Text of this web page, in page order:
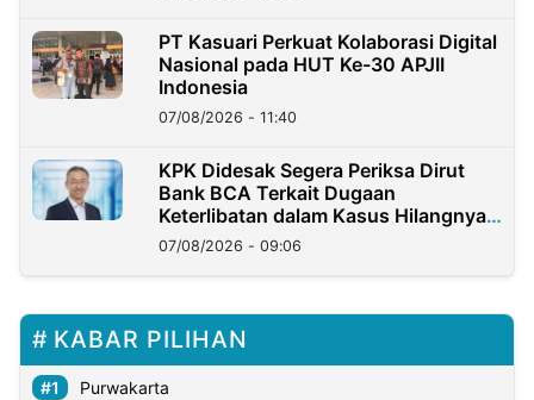
PT Kasuari Perkuat Kolaborasi Digital
Nasional pada HUT Ke-30 APJII
Indonesia
07/08/2026 - 11:40
KPK Didesak Segera Periksa Dirut
Bank BCA Terkait Dugaan
Keterlibatan dalam Kasus Hilangnya
Dana Nasabah Rp2,58 Miliar
07/08/2026 - 09:06
KABAR PILIHAN
Purwakarta